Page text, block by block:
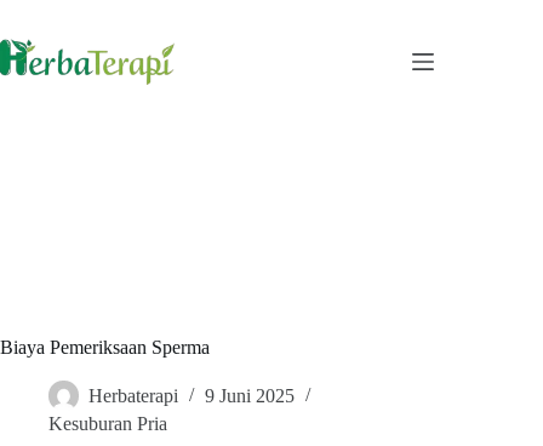
content
Biaya Pemeriksaan Sperma
Herbaterapi
9 Juni 2025
Kesuburan Pria